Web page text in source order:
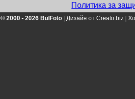
Политика за
© 2000 - 2026 BulFoto Дизайн от Creato.biz